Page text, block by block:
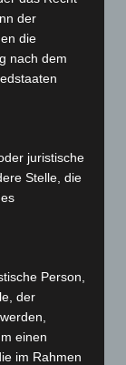
der
die
nach dem
juristische
Stelle, die
Person,
der
einen
im Rahmen